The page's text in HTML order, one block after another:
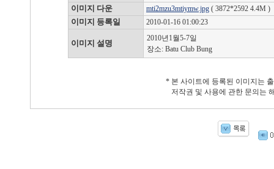
이미지 다운 mti2mzu3mtiymw.jpg ( 3872*2592 4.4M )
이미지 등록일 2010-01-16 01:00:23
이미지 설명
2010년1월5-7일
장소: Batu Club Bung
* 본 사이트에 등록된 이미지는
저작권 및 사용에 관한 문의는